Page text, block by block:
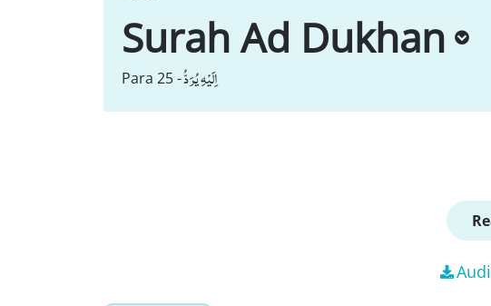
Surah Ad Dukhan
Para 25 -اِلَیْهِ یُرَدُّ